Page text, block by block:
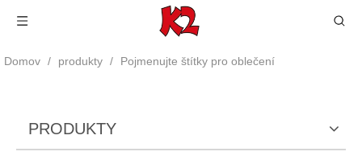
Domov / produkty / Pojmenujte štítky pro oblečení
PRODUKTY